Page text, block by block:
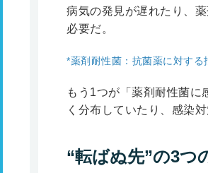
病気の発見が遅れたり、
必要だ。
*薬剤耐性菌：抗菌薬に対す
もう1つが「薬剤耐性菌に
く分布していたり、感染
“転ばぬ先”の3つ